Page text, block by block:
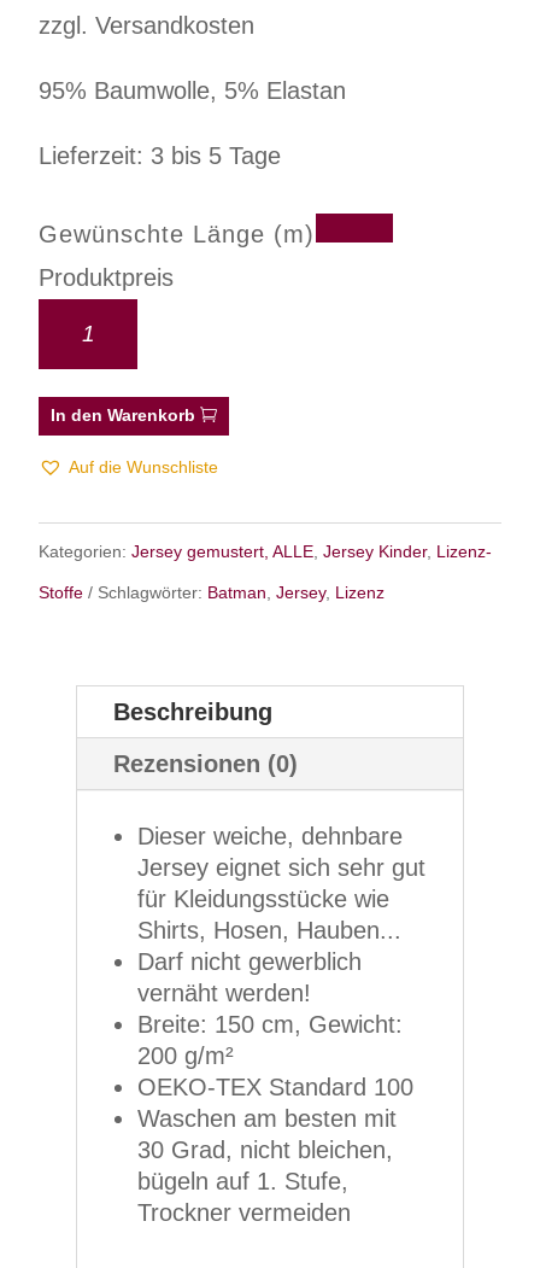
zzgl. Versandkosten
95% Baumwolle, 5% Elastan
Lieferzeit: 3 bis 5 Tage
Gewünschte Länge (m)
Produktpreis
In den Warenkorb
Auf die Wunschliste
Kategorien:Jersey gemustert, ALLE,Jersey Kinder, Lizenz-
Stoffe Schlagwörter: Batman,Jersey, Lizenz
Beschreibung
Rezensionen (0)
Dieser weiche, dehnbare
Jersey eignet sich sehr gut
für Kleidungsstücke wie
Shirts, Hosen, Hauben...
Darf nicht gewerblich
vernäht werden!
Breite: 150 cm, Gewicht:
200 g/m²
OEKO-TEX Standard 100
Waschen am besten mit
30 Grad, nicht bleichen,
bügeln auf 1. Stufe,
Trockner vermeiden